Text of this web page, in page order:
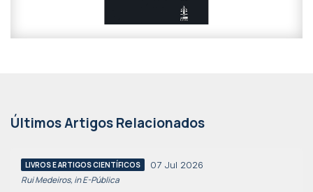
Últimos Artigos Relacionados
LIVROS E ARTIGOS CIENTÍFICOS 07 Jul 2026
Rui Medeiros, in E-Pública